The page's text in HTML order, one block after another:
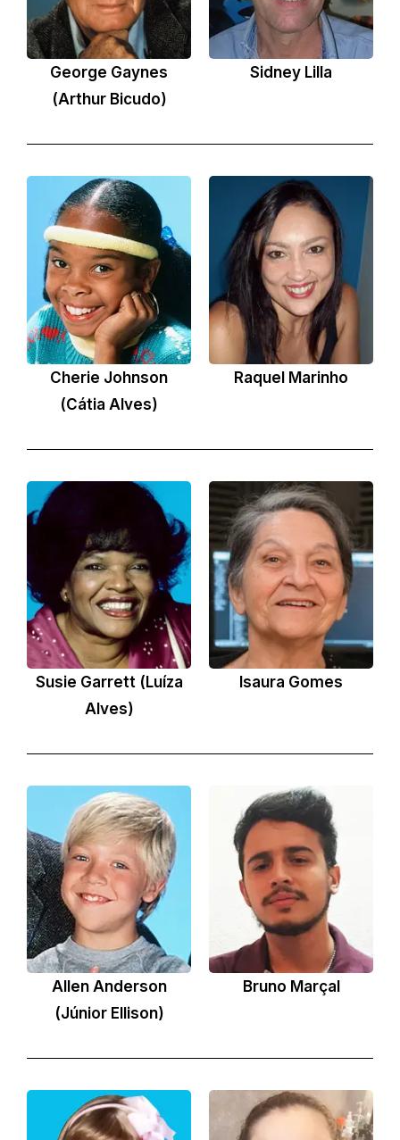
George Gaynes
(Arthur Bicudo)
Sidney Lilla
Cherie Johnson
(Cátia Alves)
Raquel Marinho
Susie Garrett (Luíza
Alves)
Isaura Gomes
Allen Anderson
(Júnior Ellison)
Bruno Marçal